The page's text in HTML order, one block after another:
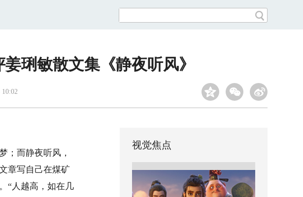
琍敏散文集《静夜听风》
10:02
而静夜听风，
章写自己在煤矿
“人越高，如在几
视觉焦点